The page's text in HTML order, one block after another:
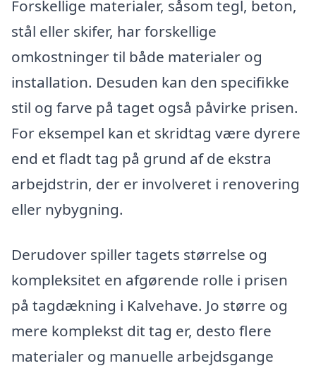
Forskellige materialer, såsom tegl, beton,
stål eller skifer, har forskellige
omkostninger til både materialer og
installation. Desuden kan den specifikke
stil og farve på taget også påvirke prisen.
For eksempel kan et skridtag være dyrere
end et fladt tag på grund af de ekstra
arbejdstrin, der er involveret i renovering
eller nybygning.
Derudover spiller tagets størrelse og
kompleksitet en afgørende rolle i prisen
på tagdækning i Kalvehave. Jo større og
mere komplekst dit tag er, desto flere
materialer og manuelle arbejdsgange